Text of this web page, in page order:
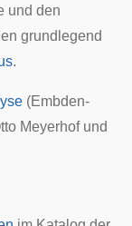
und den
grundlegend
.
(Embden-
Meyerhofund